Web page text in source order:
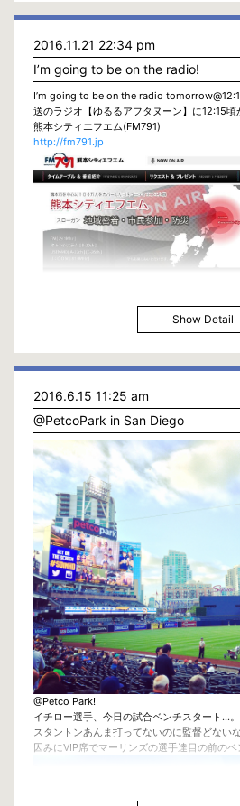
2016.11.21 22:34 pm
I’m going to be on the radio!
I’m going to be on the radio
送のラジオ【ゆるるアフタヌーン】に12:15頃
熊本シティエフエム(FM791)
http://fm791.jp
Show Detail
2016.6.15 11:25 am
@PetcoPark in San Diego
@Petco Park!
イチロー選手、今日の試合ベンチスタート…。
スタントンあんま打ってないのに監督どない
因みにVIP席でマーリンズの選手達目の前のベ